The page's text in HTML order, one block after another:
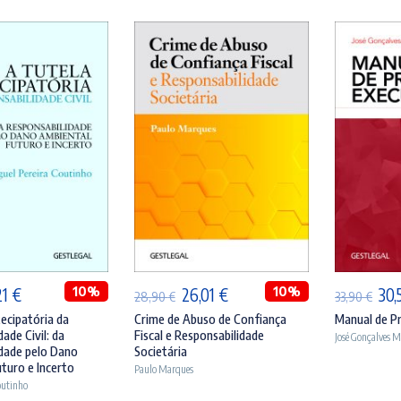
€.
€O
preço
atual
é:
33,21 €.
10%
da
Civil: da
pelo Dano
e Incerto
ADICIONAR
28,90€ O
preço
original
era:
26,01 €O
preço
atual
10%
Crime de Abuso de Confiança
Fiscal e Responsabilidade
Societária
Paulo Marques
33,90€ O
Manual de
José Gonçalves